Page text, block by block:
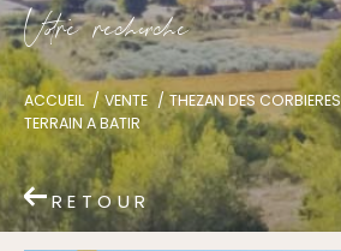
Vore recece
ACCUEIL VENTE
THEZAN DES CORBIERES
TERRAIN A BATIR
RETOUR